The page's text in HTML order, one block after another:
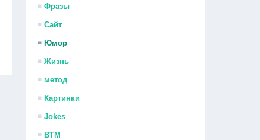
Фразы
Сайт
Юмор
Жизнь
метод
Картинки
Jokes
ВТМ